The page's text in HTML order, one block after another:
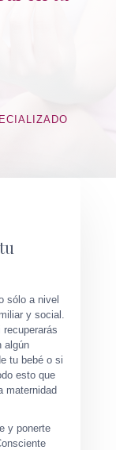
sólo a nivel
y social.
algún
tu bebé o si
esto que
maternidad
y ponerte